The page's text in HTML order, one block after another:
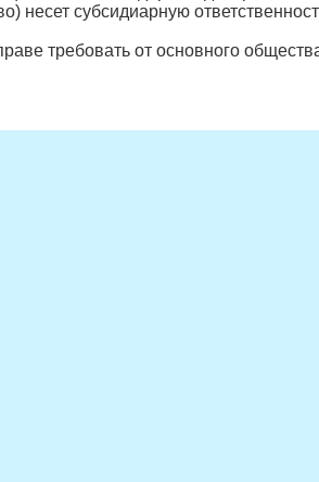
несет субсидиарную
требовать от основного